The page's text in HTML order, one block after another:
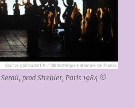
prod Strehler, Paris 1984 ©